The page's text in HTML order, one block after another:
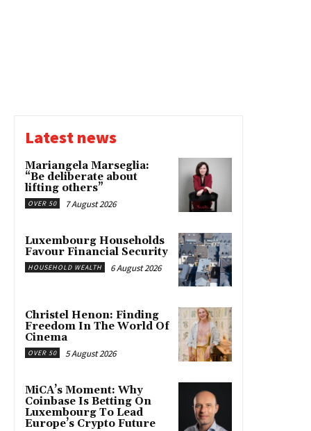
Latest news
Mariangela Marseglia:
“Be deliberate about
lifting others”
OVER 50 7 August 2026
Luxembourg Households
Favour Financial Security
HOUSEHOLD WEALTH 6 August 2026
Christel Henon: Finding
Freedom In The World Of
Cinema
OVER 50 5 August 2026
MiCA’s Moment: Why
Coinbase Is Betting On
Luxembourg To Lead
Europe’s Crypto Future